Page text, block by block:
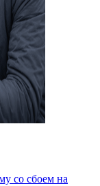
со сбоем на